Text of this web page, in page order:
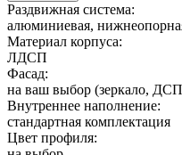
Раздвижная система:
алюминиевая,
Материал корпуса:
ЛДСП
Фасад:
на ваш выбор (зеркало,
Внутреннее наполнение:
стандартная комплектация
Цвет профиля: